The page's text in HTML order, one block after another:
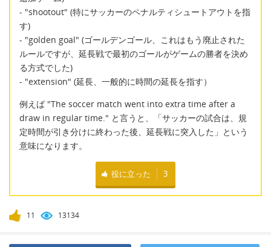
- "shootout" (特にサッカーのペナルティシュートアウトを指
す)
- "golden goal" (ゴールデンゴール、これはもう廃止された
ルールですが、延長戦で最初のゴールがゲームの勝者を決め
る方式でした)
- "extension" (延長、一般的に時間の延長を指す）
例えば "The soccer match went into extra time after a
draw in regular time." と言うと、「サッカーの試合は、規
定時間が引き分けに終わった後、延長戦に突入した」という
意味になります。
役に立った 3
11 13134